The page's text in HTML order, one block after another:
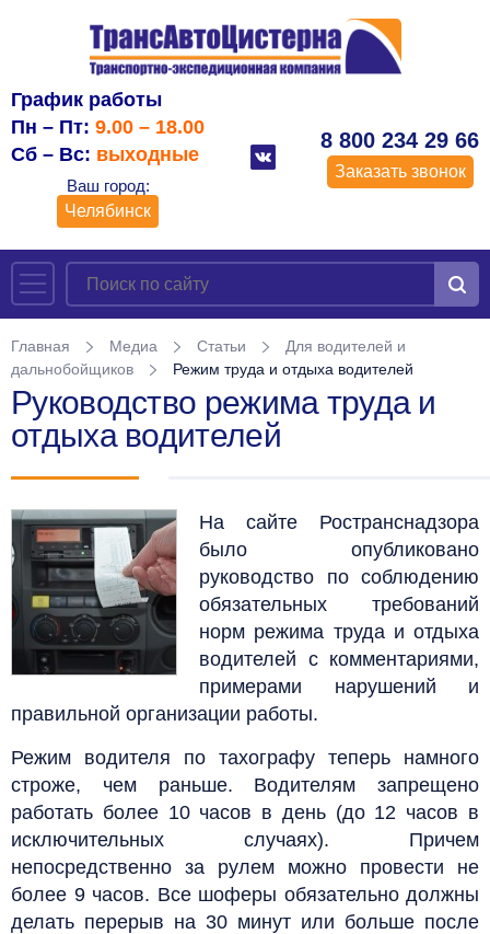
График работы
Пн – Пт: 9.00 – 18.00
Сб – Вс: выходные
Ваш город:
Челябинск
8 800 234 29 66
Заказать звонок
Главная Медиа Статьи
Для водителей и
дальнобойщиков
Режим труда и отдыха водителей
Руководство режима труда и
отдыха водителей
На сайте Ространснадзора
было опубликовано
руководство по соблюдению
обязательных требований
норм режима труда и отдыха
водителей с комментариями,
примерами нарушений и
правильной организации работы.
Режим водителя по тахографу теперь намного
строже, чем раньше. Водителям запрещено
работать более 10 часов в день (до 12 часов в
исключительных случаях). Причем
непосредственно за рулем можно провести не
более 9 часов. Все шоферы обязательно должны
делать перерыв на 30 минут или больше после